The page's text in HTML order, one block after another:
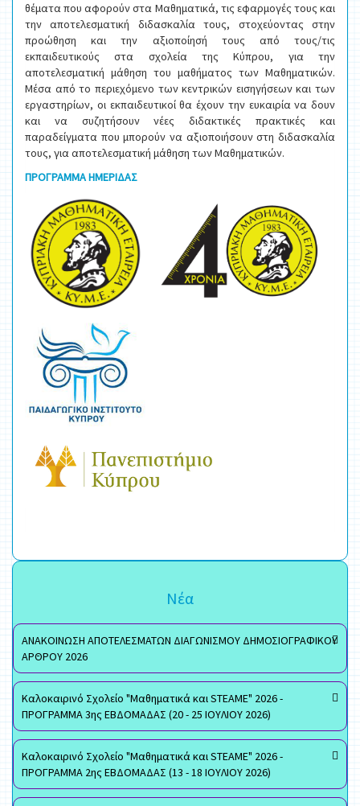
θέματα που αφορούν στα Μαθηματικά, τις εφαρμογές τους και
την αποτελεσματική διδασκαλία τους, στοχεύοντας στην
προώθηση και την αξιοποίησή τους από τους/τις
εκπαιδευτικούς στα σχολεία της Κύπρου, για την
αποτελεσματική μάθηση του μαθήματος των Μαθηματικών.
Μέσα από το περιεχόμενο των κεντρικών εισηγήσεων και των
εργαστηρίων, οι εκπαιδευτικοί θα έχουν την ευκαιρία να δουν
και να συζητήσουν νέες διδακτικές πρακτικές και
παραδείγματα που μπορούν να αξιοποιήσουν στη διδασκαλία
τους, για αποτελεσματική μάθηση των Μαθηματικών.
ΠΡΟΓΡΑΜΜΑ ΗΜΕΡΙΔΑΣ
Νέα
ΑΝΑΚΟΙΝΩΣΗ ΑΠΟΤΕΛΕΣΜΑΤΩΝ ΔΙΑΓΩΝΙΣΜΟΥ ΔΗΜΟΣΙΟΓΡΑΦΙΚΟΥ
ΑΡΘΡΟΥ 2026
Καλοκαιρινό Σχολείο "Μαθηματικά και STEAME" 2026 -
ΠΡΟΓΡΑΜΜΑ 3ης ΕΒΔΟΜΑΔΑΣ (20 - 25 ΙΟΥΛΙΟΥ 2026)
Καλοκαιρινό Σχολείο "Μαθηματικά και STEAME" 2026 -
ΠΡΟΓΡΑΜΜΑ 2ης ΕΒΔΟΜΑΔΑΣ (13 - 18 ΙΟΥΛΙΟΥ 2026)